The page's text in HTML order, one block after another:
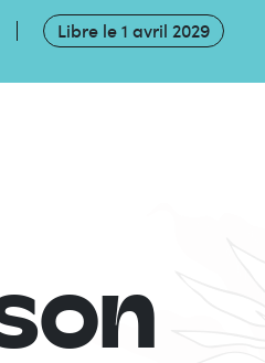
Libre le1 avril 2029